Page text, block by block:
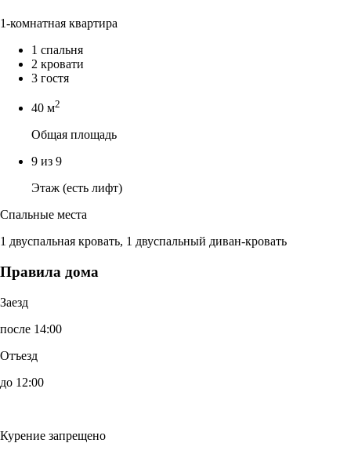
1-комнатная квартира
1 спальня
2 кровати
3 гостя
40 м2
Общая площадь
9 из 9
Этаж (есть лифт)
Спальные места
1 двуспальная кровать, 1 двуспальный диван-кровать
Правила дома
Заезд
после 14:00
Отъезд
до 12:00
Курение запрещено